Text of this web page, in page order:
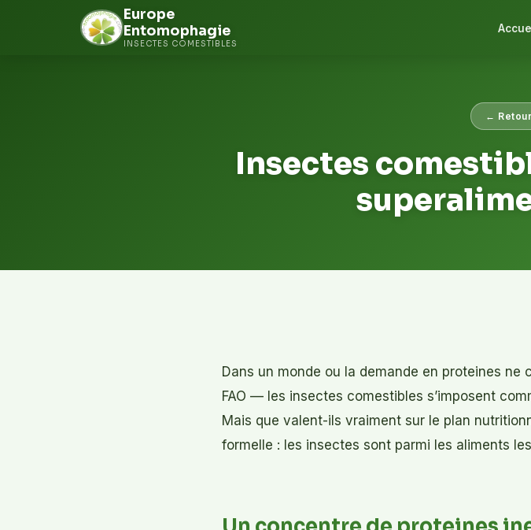
Europe
Entomophagie
INSECTES COMESTIBLES
←
Insectes
Dans un monde ou la demande en proteines
FAO — les insectes comestibles s’imposent
Mais que valent-ils vraiment sur le plan
formelle : les insectes sont parmi les aliments